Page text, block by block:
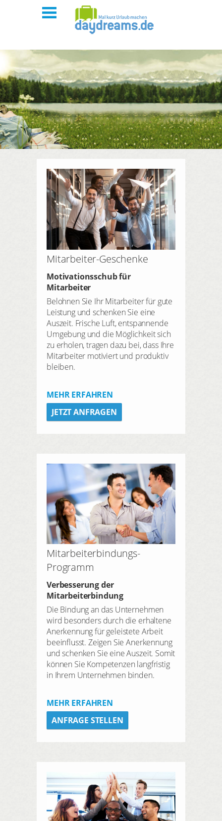
Mitarbeiter begeistern
Kunden & Partner binden
Blog
Unsere Produkte
Mitarbeiter-Geschenke
Motivationsschub für
Mitarbeiter
Belohnen Sie Ihr Mitarbeiter für gute
Leistung und schenken Sie eine
Auszeit. Frische Luft, entspannende
Umgebung und die Möglichkeit sich
zu erholen, tragen dazu bei, dass Ihre
Mitarbeiter motiviert und produktiv
bleiben.
MEHR ERFAHREN
JETZT ANFRAGEN
Mitarbeiterbindungs-
Programm
Verbesserung der
Mitarbeiterbindung
Die Bindung an das Unternehmen
wird besonders durch die erhaltene
Anerkennung für geleistete Arbeit
beeinflusst. Zeigen Sie Anerkennung
und schenken Sie eine Auszeit. Somit
können Sie Kompetenzen langfristig
in Ihrem Unternehmen binden.
MEHR ERFAHREN
ANFRAGE STELLEN